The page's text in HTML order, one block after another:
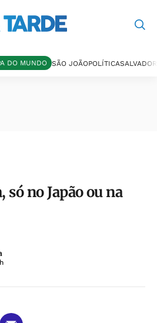
DO MUNDO SÃO JOÃOPOLÍTICASALVADOR
no Japão ou na